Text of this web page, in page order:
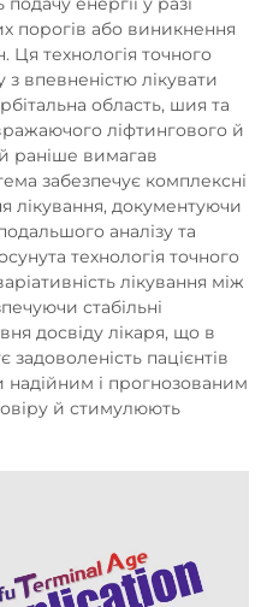
порогів або виникнення
Ця технологія точного
впевненістю лікувати
область, шия та
ліфтингового й
раніше вимагав
забезпечує комплексні
лікування, документуючи
аналізу та
технологія точного
лікування між
стабільні
досвіду лікаря, що в
пацієнтів
надійним і прогнозованим
й стимулюють